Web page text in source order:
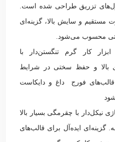
تزریق طراحی شده است.
مستقیم و سایش بالا، گزینه‌ای
محسوب می‌شود.
ابزار کار گرم تنگستن‌دار با
بالا و حفظ سختی در شرایط
فورج داغ و دایکاست
نیکل‌دار با چقرمگی بسیار بالا
گزینه‌ای ایده‌آل برای قالب‌های